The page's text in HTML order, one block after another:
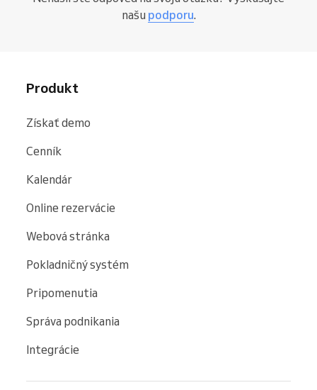
používateľ, ktorého nám odporučíte,
uskutoční svoj prvý nákup, a tak vám vznikne
našu podporu.
Produkt
Získať demo
Cenník
Kalendár
Online rezervácie
Webová stránka
Pokladničný systém
Pripomenutia
Správa podnikania
Integrácie